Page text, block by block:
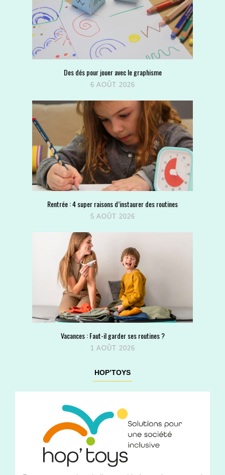
Des dés pour jouer avec le graphisme
6 AOÛT 2026
Rentrée : 4 super raisons d’instaurer des routines
5 AOÛT 2026
Vacances : Faut-il garder ses routines ?
1 AOÛT 2026
HOP’TOYS